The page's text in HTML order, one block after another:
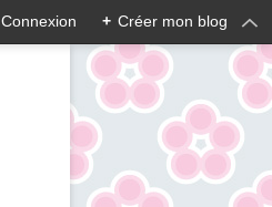
Connexion + Créer mon blog